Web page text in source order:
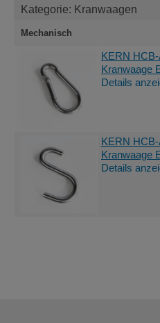
Kategorie: Kranwaagen
Mechanisch
KERN
Kranwaage
Details
KERN
Kranwaage
Details